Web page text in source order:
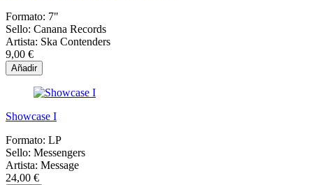
Formato: 7"
Sello: Canana Records
Artista: Ska Contenders
9,00 €
Añadir
Showcase I
Formato: LP
Sello: Messengers
Artista: Message
24,00 €